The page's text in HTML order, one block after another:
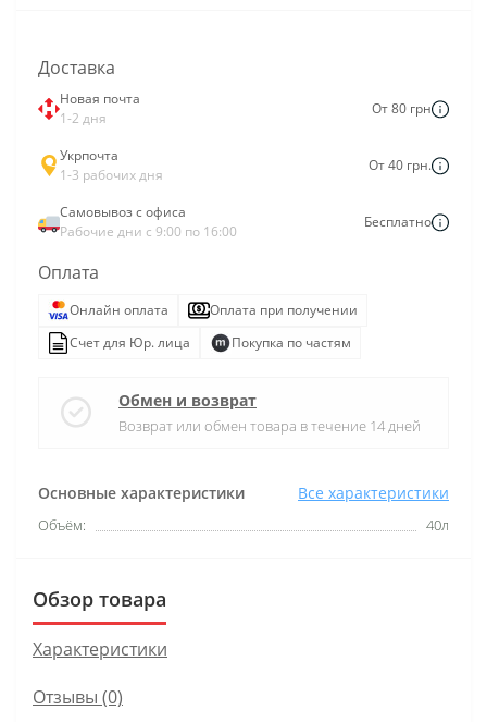
Основные характеристики Все характеристики
Объём: 40л
Доставка
Новая почта
1-2 дня
От 80 грн
Укрпочта
1-3 рабочих дня
От 40 грн.
Самовывоз с офиса
Рабочие дни с 9:00 по 16:00
Бесплатно
Оплата
Онлайн оплата
Оплата при получении
Счет для Юр. лица
Покупка по частям
Обмен и возврат
Возврат или обмен товара в течение 14 дней
Обзор товара
Характеристики
Отзывы (0)